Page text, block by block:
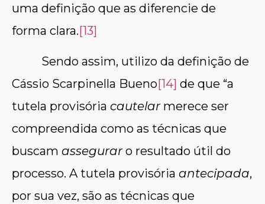
uma definição que as diferencie de
forma clara.[13]
Sendo assim, utilizo da definição de
Cássio Scarpinella Bueno[14] de que “a
tutela provisória cautelarmerece ser
compreendida como as técnicas que
buscam asseguraro resultado útil do
processo. A tutela provisória antecipada,
por sua vez, são as técnicas que